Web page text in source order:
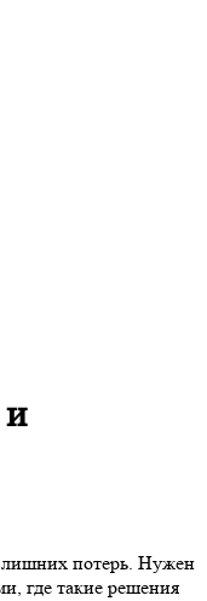
лишних потерь. Нужен
где такие решения